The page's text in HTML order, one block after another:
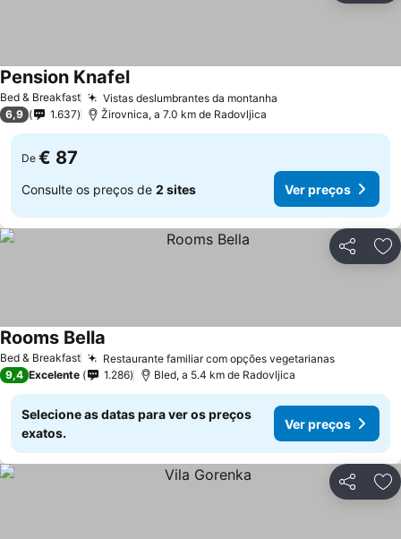
Bed & Breakfast Vistas deslumbrantes da montanha
Pension Knafel
6,9 1.637 Žirovnica, a 7.0 km de Radovljica
De € 87
Consulte os preços de 2 sites Ver preços
Partilhar
Bed & Breakfast Restaurante familiar com opções vegetarianas
Rooms Bella
9,4 Excelente 1.286 Bled, a 5.4 km de Radovljica
Selecione as datas para ver os preços
exatos.
Ver preços
Partilhar